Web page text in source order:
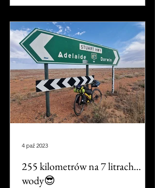
255 kilometrów na 7 litrach...
wody😎
4 paź 2023